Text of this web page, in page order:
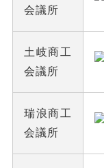
会議所
土岐商工
会議所
瑞浪商工
会議所